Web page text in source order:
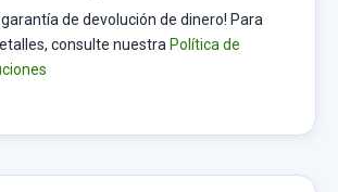
garantía de devolución de dinero! Para
consulte nuestra Política de